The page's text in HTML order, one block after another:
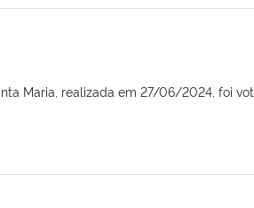
Maria, realizada em 27/06/2024, foi